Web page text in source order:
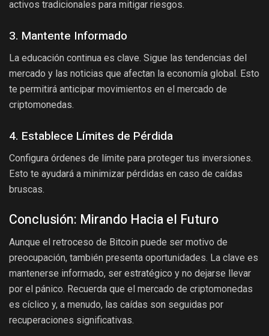
activos tradicionales para mitigar riesgos.
3. Mantente Informado
La educación continua es clave. Sigue las tendencias del
mercado y las noticias que afectan la economía global. Esto
te permitirá anticipar movimientos en el mercado de
criptomonedas.
4. Establece Límites de Pérdida
Configura órdenes de límite para proteger tus inversiones.
Esto te ayudará a minimizar pérdidas en caso de caídas
bruscas.
Conclusión: Mirando Hacia el Futuro
Aunque el retroceso de Bitcoin puede ser motivo de
preocupación, también presenta oportunidades. La clave es
mantenerse informado, ser estratégico y no dejarse llevar
por el pánico. Recuerda que el mercado de criptomonedas
es cíclico y, a menudo, las caídas son seguidas por
recuperaciones significativas.